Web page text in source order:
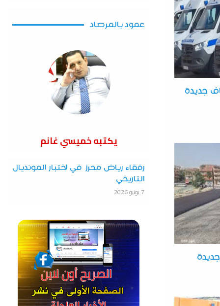
إسعاف جديدة
عمود بالمرصاد
يكتبه خميسي غانم
رفقاء رياض محرز في اختبار المونديال
التاريخي
7 يونيو 2026